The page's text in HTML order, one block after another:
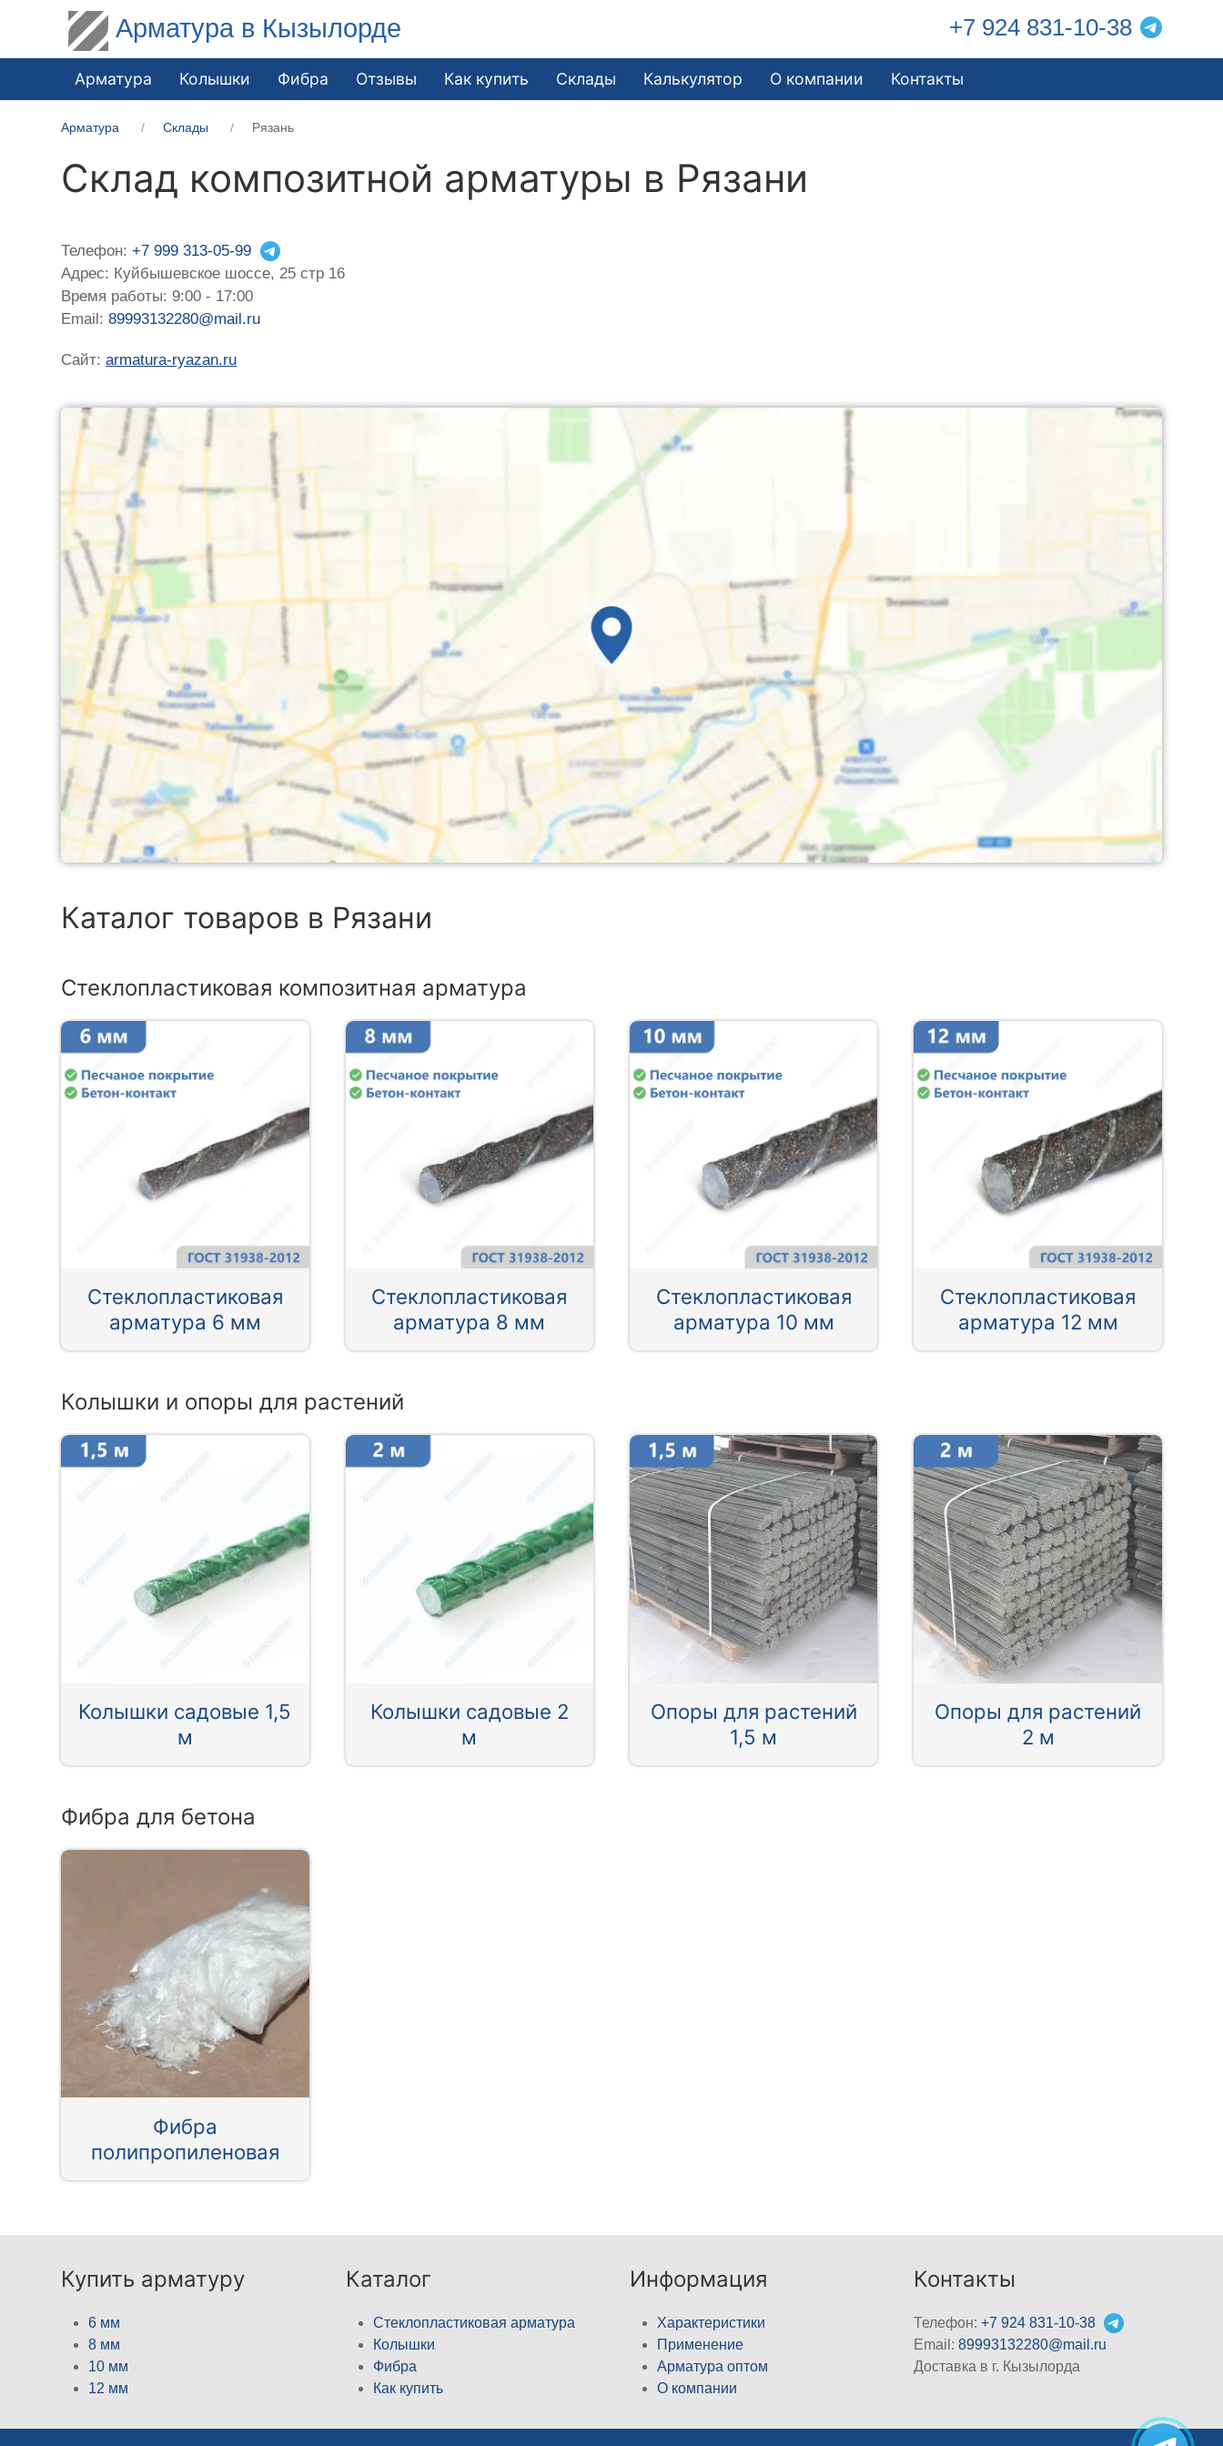
Арматура в Кызылорде +7 924 831-10-38
Арматура Колышки Фибра Отзывы Как купить Склады Калькулятор О компании Контакты
Арматура Склады Рязань
Склад композитной арматуры в Рязани
Телефон:+7 999 313-05-99
Адрес: Куйбышевское шоссе, 25 стр 16
Время работы: 9:00 - 17:00
Email:89993132280@mail.ru
Сайт:armatura-ryazan.ru
Каталог товаров в Рязани
Стеклопластиковая композитная арматура
Стеклопластиковая
арматура 6 мм
Стеклопластиковая
арматура 8 мм
Стеклопластиковая
арматура 10 мм
Стеклопластиковая
арматура 12 мм
Колышки и опоры для растений
Колышки садовые 1,5
м
Колышки садовые 2
м
Опоры для растений
1,5 м
Опоры для растений
2 м
Фибра для бетона
Фибра
полипропиленовая
Купить арматуру
6 мм
8 мм
10 мм
12 мм
Каталог
Стеклопластиковая арматура
Колышки
Фибра
Как купить
Информация
Характеристики
Применение
Арматура оптом
О компании
Контакты
Телефон:+7 924 831-10-38
Email:89993132280@mail.ru
Доставка в г. Кызылорда